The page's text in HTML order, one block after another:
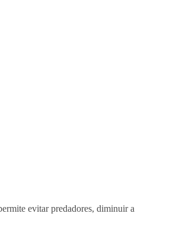
evitar predadores, diminuir a